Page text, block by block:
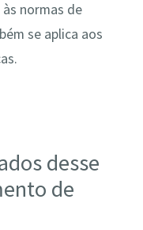
normas de
se aplica aos
desse
de